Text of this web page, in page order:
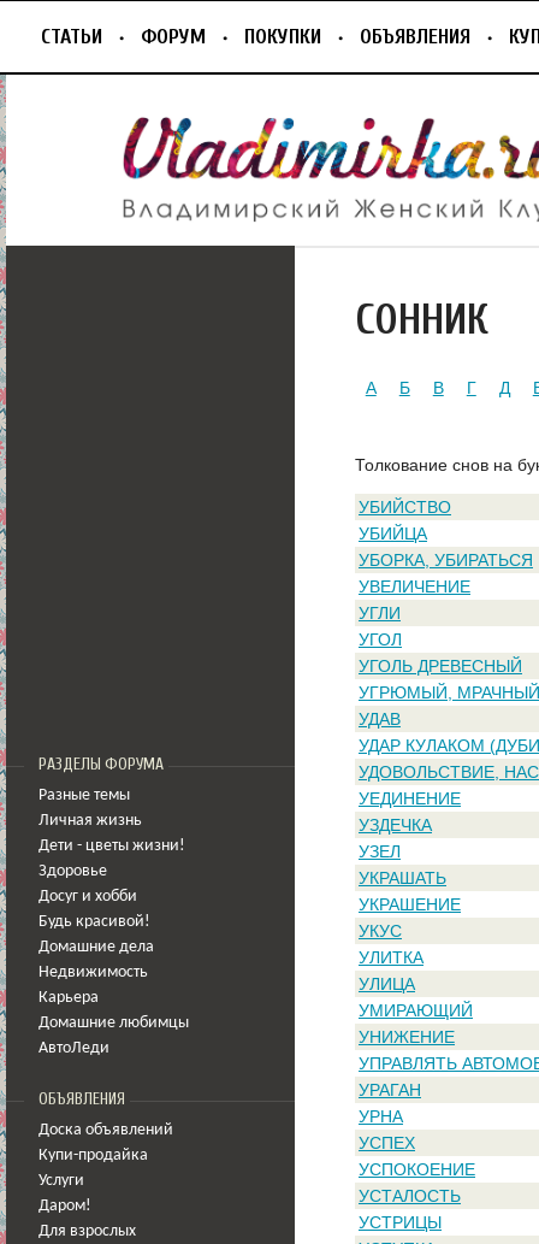
СТАТЬИ ФОРУМ ПОКУПКИ ОБЪЯВЛЕНИЯ
РАЗДЕЛЫ ФОРУМА
Разные темы
Личная жизнь
Дети - цветы жизни!
Здоровье
Досуг и хобби
Будь красивой!
Домашние дела
Недвижимость
Карьера
Домашние любимцы
АвтоЛеди
ОБЪЯВЛЕНИЯ
Доска объявлений
Купи-продайка
Услуги
Даром!
Для взрослых
СОННИК
А Б В Г Д
Толкование снов на
УБИЙСТВО
УБИЙЦА
УБОРКА, УБИРАТЬСЯ
УВЕЛИЧЕНИЕ
УГЛИ
УГОЛ
УГОЛЬ ДРЕВЕСНЫЙ
УГРЮМЫЙ, МРАЧНЫЙ
УДАВ
УДАР КУЛАКОМ
УДОВОЛЬСТВИЕ,
УЕДИНЕНИЕ
УЗДЕЧКА
УЗЕЛ
УКРАШАТЬ
УКРАШЕНИЕ
УКУС
УЛИТКА
УЛИЦА
УМИРАЮЩИЙ
УНИЖЕНИЕ
УПРАВЛЯТЬ
УРАГАН
УРНА
УСПЕХ
УСПОКОЕНИЕ
УСТАЛОСТЬ
УСТРИЦЫ